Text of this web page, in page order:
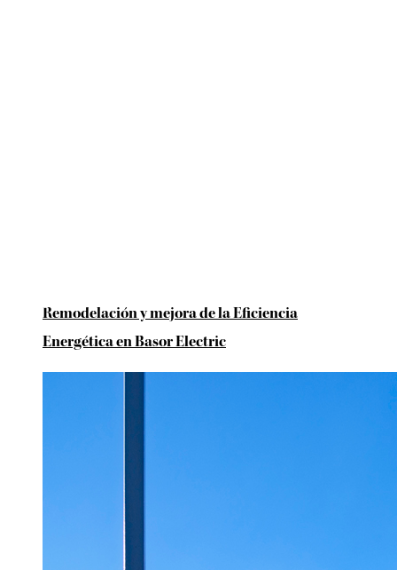
Remodelación y mejora de la Eficiencia
Energética en Basor Electric